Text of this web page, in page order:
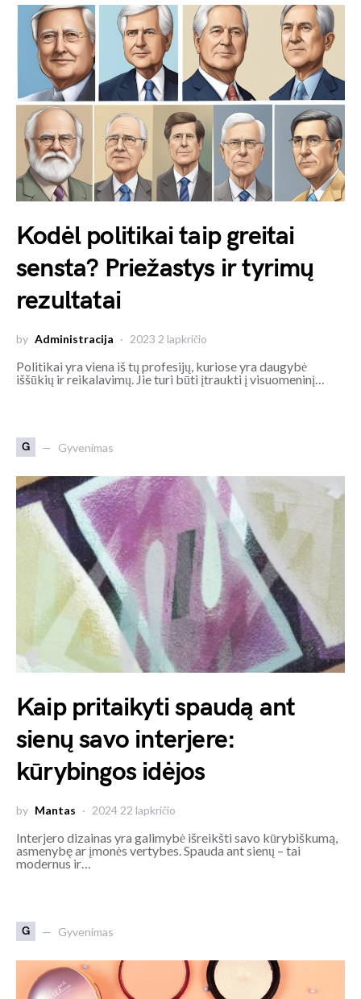
Kodėl politikai taip greitai
sensta? Priežastys ir tyrimų
rezultatai
by Administracija 2023 2 lapkričio
Politikai yra viena iš tų profesijų, kuriose yra daugybė
iššūkių ir reikalavimų. Jie turi būti įtraukti į visuomeninį…
G Gyvenimas
Kaip pritaikyti spaudą ant
sienų savo interjere:
kūrybingos idėjos
by Mantas 2024 22 lapkričio
Interjero dizainas yra galimybė išreikšti savo kūrybiškumą,
asmenybę ar įmonės vertybes. Spauda ant sienų – tai
modernus ir…
G Gyvenimas